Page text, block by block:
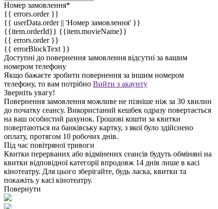
Номер замовлення*
{{ errors.order }}
{{ userData.order || 'Номер замовлення' }}
{{item.orderId}} {{item.movieName}}
{{ errors.order }}
{{ errorBlockText }}
Доступні до повернення замовлення відсутні за вашим
номером телефону
Якщо бажаєте зробити повернення за іншим номером
телефону, то вам потрібно Вийти з акаунту
Зверніть увагу!
Повернення замовлення можливе не пізніше ніж за 30 хвилин
до початку сеансу. Використаний кешбек одразу повертається
на ваш особистий рахунок. Грошові кошти за квитки
повертаються на банківську картку, з якої було здійснено
оплату, протягом 10 робочих днів.
Під час повітряної тривоги
Квитки перерваних або відмінених сеансів будуть обміняні на
квитки відповідної категорії впродовж 14 днів лише в касі
кінотеатру. Для цього зберігайте, будь ласка, квитки та
покажіть у касі кінотеатру.
Повернути